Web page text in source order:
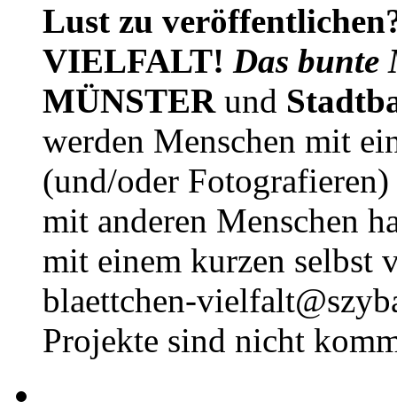
Lust zu
VIELFALT! Das bunte
MÜNSTERund
werden Menschen mit
(und/oder
mit anderen Menschen
mit einem kurzen selbst
blaettchen-
Projekte sind nicht